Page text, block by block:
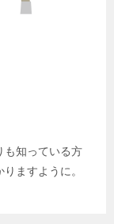
も知っている方
ますように。